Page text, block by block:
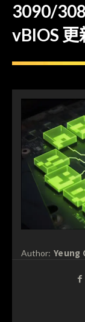
3090/
vBIOS 更
Author: Yeung